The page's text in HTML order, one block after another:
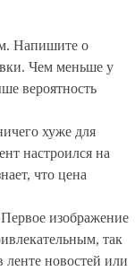
Напишите о
Чем меньше у
вероятность
хуже для
настроился на
что цена
изображение
так
ленте новостей или